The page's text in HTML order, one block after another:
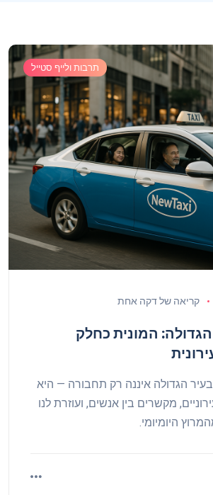
תרבות ולייף סטייל
קריאה של דקה אחת
המונית כחלק
הגדולה איננה רק תחבורה — היא
מקשרים בין אנשים, ועוזרת לנו
היומיומי.